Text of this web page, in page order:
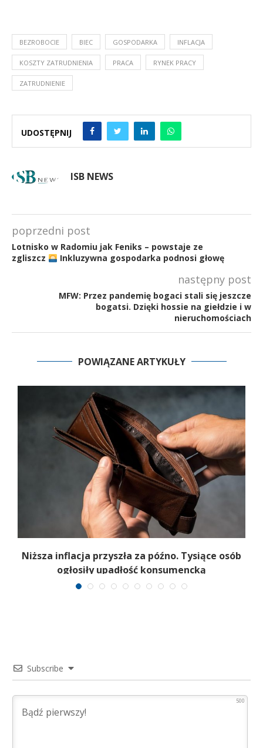
BEZROBOCIE BIEC GOSPODARKA INFLACJA
KOSZTY ZATRUDNIENIA PRACA RYNEK PRACY
ZATRUDNIENIE
UDOSTĘPNIJ
ISB NEWS
poprzedni post
Lotnisko w Radomiu jak Feniks – powstaje ze
zgliszcz
Inkluzywna gospodarka podnosi głowę
następny post
MFW: Przez pandemię bogaci stali się jeszcze
bogatsi. Dzięki hossie na giełdzie i w
nieruchomościach
POWIĄZANE ARTYKUŁY
Niższa inflacja przyszła za późno. Tysiące osób
ogłosiły upadłość konsumencką
Subscribe
500